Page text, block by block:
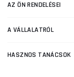
AZ ÖN RENDELÉSEI
A VÁLLALATRÓL
HASZNOS TANÁCSOK